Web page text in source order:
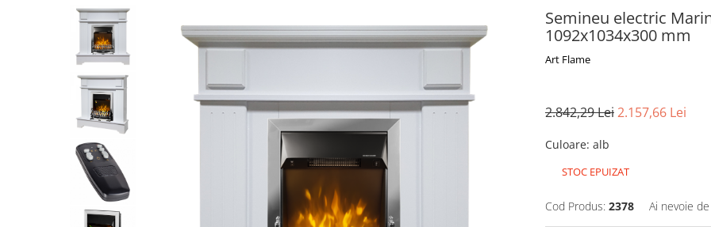
Pompe de apa
Pompe submersibile
Pompe submersibile nisip
Pompe apa de suprafata
Hidrofor cu pompa submersibila
Pompe de stropit
Pompe de stropit electrice
Semineu electric
1092x1034x300 mm
Art Flame
2.842,29 Lei2.157,66 Lei
Culoare: alb
STOC EPUIZAT
Cod Produs: 2378 Ai nevoie